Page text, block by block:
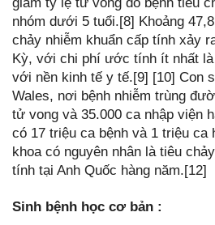
nhóm dưới 5 tuổi.[8] Khoảng
chảy nhiễm khuẩn cấp tính xảy
Kỳ, với chi phí ước tính ít nhất
với nền kinh tế y tế.[9] [10] Con
Wales, nơi bệnh nhiễm trùng
tử vong và 35.000 ca nhập viện
có 17 triệu ca bệnh và 1 triệu
khoa có nguyên nhân là tiêu
tính tại Anh Quốc hàng năm.[12]
Sinh bệnh học cơ bản :